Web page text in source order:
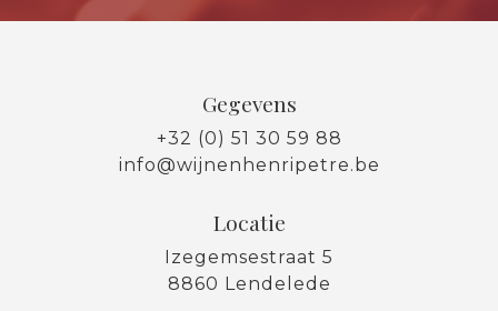
Gegevens
+32 (0) 51 30 59 88
info@wijnenhenripetre.be
Locatie
Izegemsestraat 5
8860 Lendelede